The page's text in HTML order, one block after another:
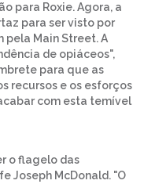
para Roxie. Agora, a
para ser visto por
Main Street. A
de opiáceos",
para que as
recursos e os esforços
com esta temível
o flagelo das
Joseph McDonald. "O